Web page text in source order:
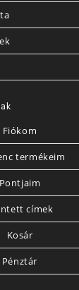
Fiókom
termékeim
Pontjaim
címek
Kosár
Pénztár